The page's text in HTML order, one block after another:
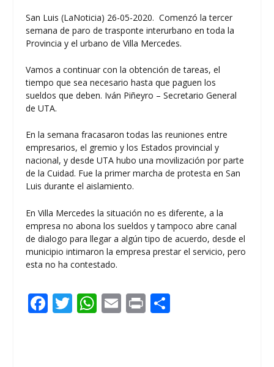
San Luis (LaNoticia) 26-05-2020. Comenzó la tercer
semana de paro de trasponte interurbano en toda la
Provincia y el urbano de Villa Mercedes.
Vamos a continuar con la obtención de tareas, el
tiempo que sea necesario hasta que paguen los
sueldos que deben. Iván Piñeyro – Secretario General
de UTA.
En la semana fracasaron todas las reuniones entre
empresarios, el gremio y los Estados provincial y
nacional, y desde UTA hubo una movilización por parte
de la Cuidad. Fue la primer marcha de protesta en San
Luis durante el aislamiento.
En Villa Mercedes la situación no es diferente, a la
empresa no abona los sueldos y tampoco abre canal
de dialogo para llegar a algún tipo de acuerdo, desde el
municipio intimaron la empresa prestar el servicio, pero
esta no ha contestado.
F T W E Pr